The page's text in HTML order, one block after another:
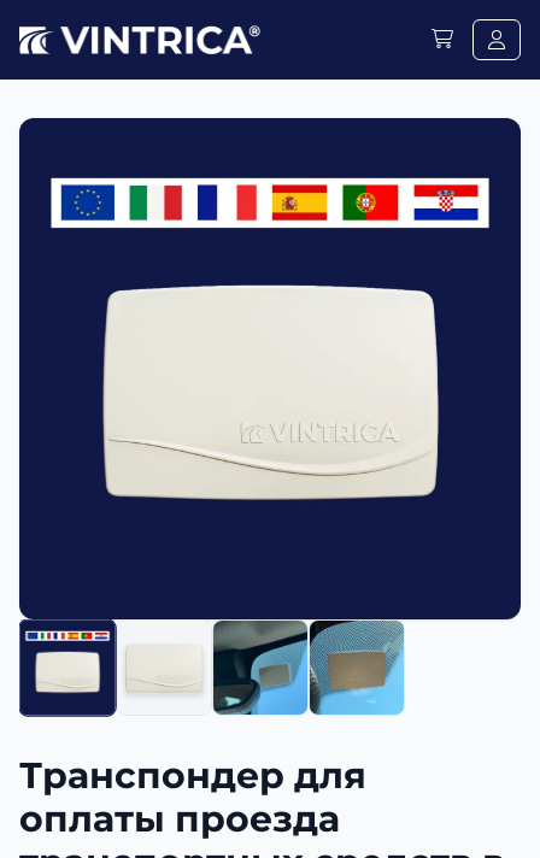
Транспондер для
оплаты проезда